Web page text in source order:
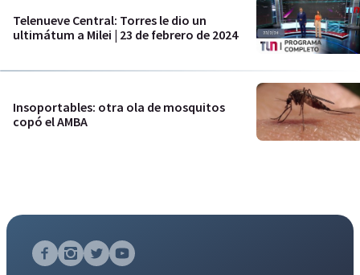
Telenueve Central: Torres le dio un
ultimátum a Milei | 23 de febrero de 2024
Insoportables: otra ola de mosquitos
copó el AMBA